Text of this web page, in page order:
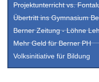
Projektunterricht vs.
Übertritt ins Gymnasium
Berner Zeitung - Löhne
Mehr Geld für Berner PH
Volksinitiative für Bildung